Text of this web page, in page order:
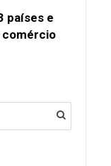
países e
comércio